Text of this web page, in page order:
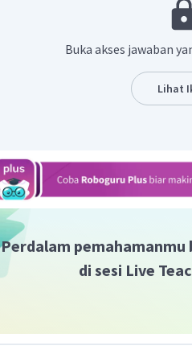
Berdasarkan gambar
Dengan demikian, vektor
berarah
PQdanQSadalah
Buka akses jawaban
Lihat
Perdalam
di sesi Live